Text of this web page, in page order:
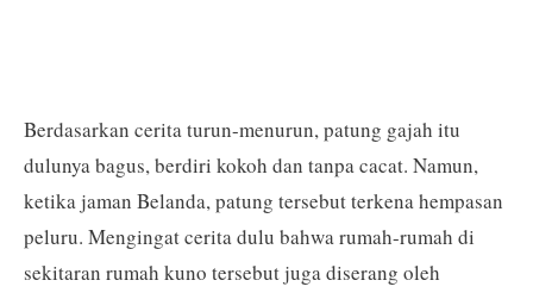
Berdasarkan cerita turun-menurun, patung gajah itu
dulunya bagus, berdiri kokoh dan tanpa cacat. Namun,
ketika jaman Belanda, patung tersebut terkena hempasan
peluru. Mengingat cerita dulu bahwa rumah-rumah di
sekitaran rumah kuno tersebut juga diserang oleh